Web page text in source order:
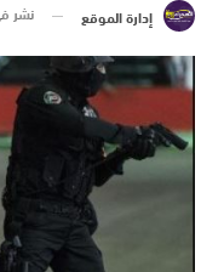
إدارة الموقع نشر